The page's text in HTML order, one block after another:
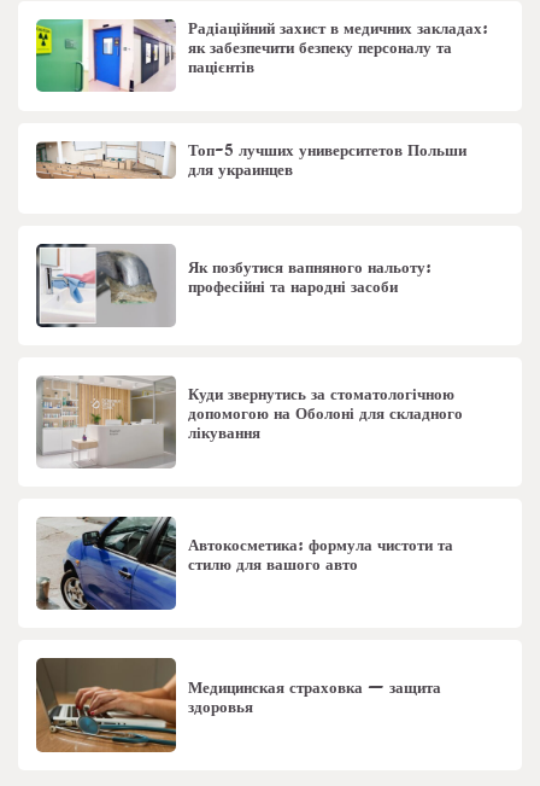
Радіаційний захист в медичних закладах:
як забезпечити безпеку персоналу та
пацієнтів
Топ-5 лучших университетов Польши
для украинцев
Як позбутися вапняного нальоту:
професійні та народні засоби
Куди звернутись за стоматологічною
допомогою на Оболоні для складного
лікування
Автокосметика: формула чистоти та
стилю для вашого авто
Медицинская страховка — защита
здоровья